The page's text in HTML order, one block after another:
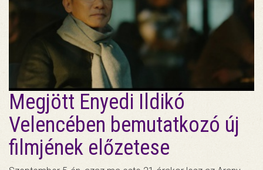
Megjött Enyedi Ildikó
Velencében bemutatkozó új
filmjének előzetese